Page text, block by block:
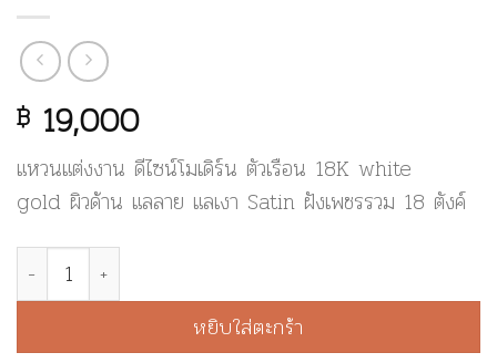
฿ 19,000
แหวนแต่งงาน ดีไซน์โมเดิร์น ตัวเรือน 18K white
gold ผิวด้าน แลลาย แลเงา Satin ฝังเพชรรวม 18 ตังค์
จำนวน แหวนแต่งงาน ผิว Satin | GR1087 ชิ้น
หยิบใส่ตะกร้า